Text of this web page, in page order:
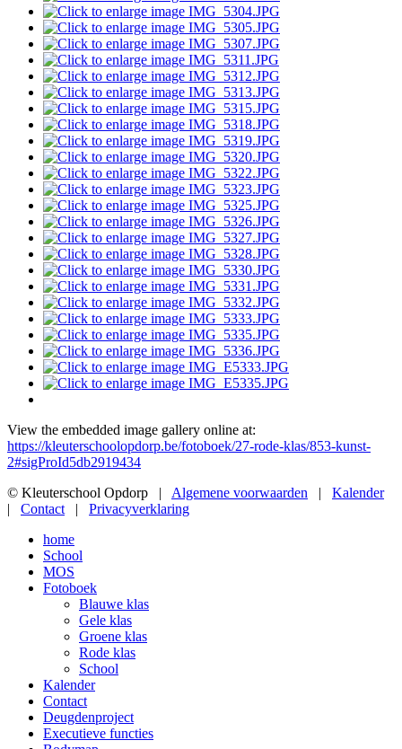
View the embedded image gallery online at:
https://kleuterschoolopdorp.be/fotoboek/27-rode-klas/853-kunst-
2#sigProId5db2919434
© Kleuterschool Opdorp | Algemene voorwaarden | Kalender
| Contact | Privacyverklaring
home
School
MOS
Fotoboek
Blauwe klas
Gele klas
Groene klas
Rode klas
School
Kalender
Contact
Deugdenproject
Executieve functies